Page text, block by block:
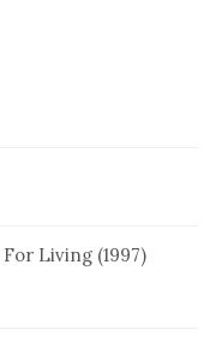
Living (1997)